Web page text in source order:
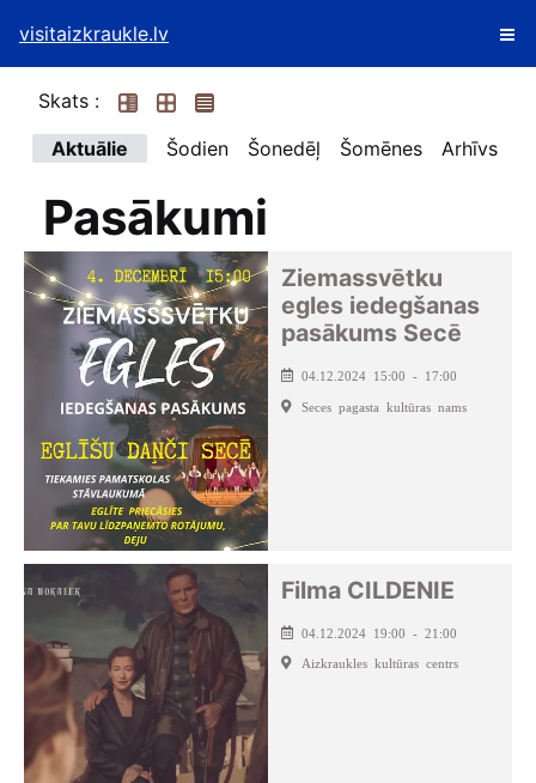
visitaizkraukle.lv
Skats :
Aktuālie
Šodien Šonedēļ Šomēnes Arhīvs
Pasākumi
Ziemassvētku
egles iedegšanas
pasākums Secē
04.12.2024 15:00 - 17:00
Seces pagasta kultūras nams
Filma CILDENIE
04.12.2024 19:00 - 21:00
Aizkraukles kultūras centrs